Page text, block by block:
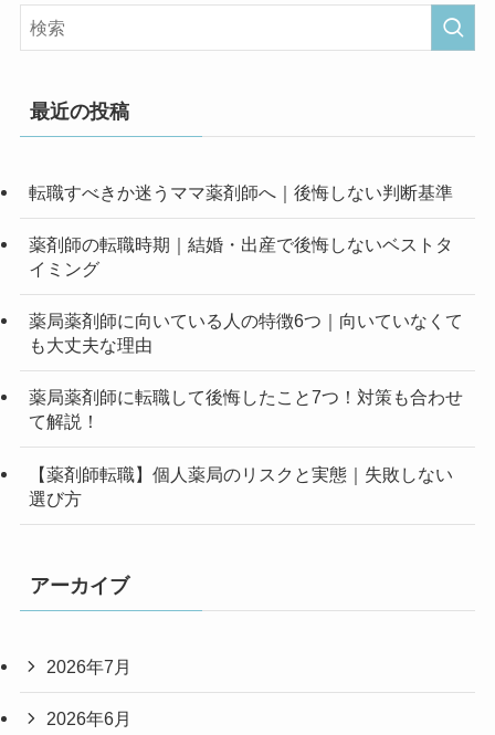
最近の投稿
転職すべきか迷うママ薬剤師へ｜後悔しない判断基準
薬剤師の転職時期｜結婚・出産で後悔しないベストタ
イミング
薬局薬剤師に向いている人の特徴6つ｜向いていなくて
も大丈夫な理由
薬局薬剤師に転職して後悔したこと7つ！対策も合わせ
て解説！
【薬剤師転職】個人薬局のリスクと実態｜失敗しない
選び方
アーカイブ
2026年7月
2026年6月